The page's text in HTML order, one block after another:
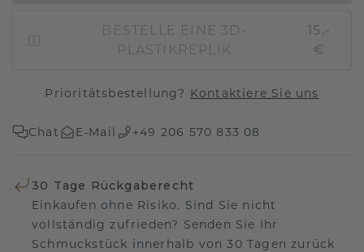
BESTELLE EINE 3D-
PLASTIKREPLIK
15,-
€
Prioritätsbestellung? Kontaktiere Sie uns
Chat E-Mail +49 206 570 833 08
30 Tage Rückgaberecht
Einkaufen ohne Risiko. Sind Sie nicht
vollständig zufrieden? Senden Sie Ihr
Schmuckstück innerhalb von 30 Tagen zurück